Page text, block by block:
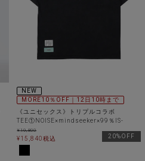
NEW
MORE10％OFF｜12日10時まで
《ユニセックス》トリプルコラボ
TEE①NOISE×mindseeker×99％IS-
¥19,800
¥15,840税込 20%OFF